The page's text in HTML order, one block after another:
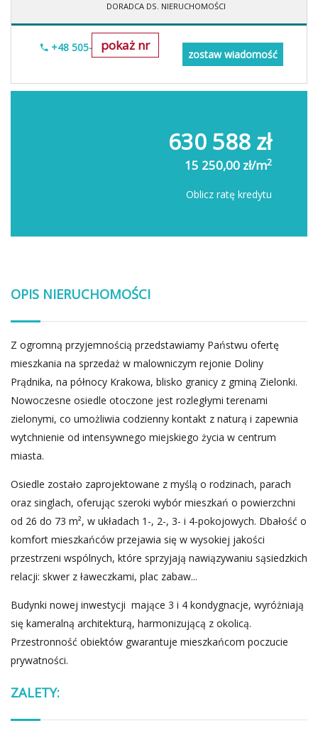
DORADCA DS. NIERUCHOMOŚCI
pokaż nr
+48 505-236-943
zostaw wiadomość
630 588 zł
15 250,00 zł/m2
Oblicz ratę kredytu
OPIS NIERUCHOMOŚCI
Z ogromną przyjemnością przedstawiamy Państwu ofertę
mieszkania na sprzedaż w malowniczym rejonie Doliny
Prądnika, na północy Krakowa, blisko granicy z gminą Zielonki.
Nowoczesne osiedle otoczone jest rozległymi terenami
zielonymi, co umożliwia codzienny kontakt z naturą i zapewnia
wytchnienie od intensywnego miejskiego życia w centrum
miasta.
Osiedle zostało zaprojektowane z myślą o rodzinach, parach
oraz singlach, oferując szeroki wybór mieszkań o powierzchni
od 26 do 73 m², w układach 1-, 2-, 3- i 4-pokojowych. Dbałość o
komfort mieszkańców przejawia się w wysokiej jakości
przestrzeni wspólnych, które sprzyjają nawiązywaniu sąsiedzkich
relacji: skwer z ławeczkami, plac zabaw...
Budynki nowej inwestycji mające 3 i 4 kondygnacje, wyróżniają
się kameralną architekturą, harmonizującą z okolicą.
Przestronność obiektów gwarantuje mieszkańcom poczucie
prywatności.
ZALETY: